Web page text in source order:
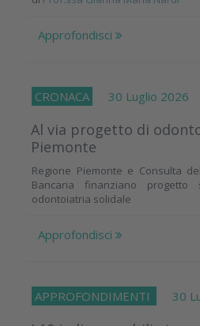
Approfondisci
CRONACA 30 Luglio 2026
Al via progetto di
Piemonte
Regione Piemonte e Consulta
Bancaria finanziano progetto
odontoiatria solidale
Approfondisci
APPROFONDIMENTI 30